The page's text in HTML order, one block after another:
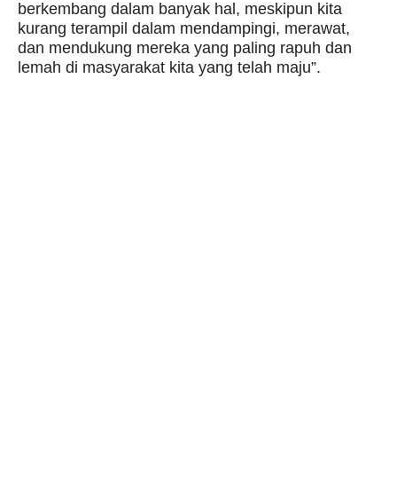
berkembang dalam banyak hal, meskipun kita
kurang terampil dalam mendampingi, merawat,
dan mendukung mereka yang paling rapuh dan
lemah di masyarakat kita yang telah maju”.